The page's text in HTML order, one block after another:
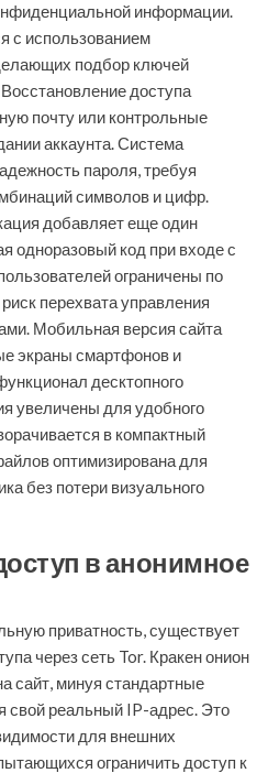
информации.
с использованием
подбор ключей
доступа
почту или контрольные
аккаунта. Система
пароля, требуя
символов и цифр.
добавляет еще один
одноразовый код при входе с
ограничены по
перехвата управления
Мобильная версия сайта
экраны смартфонов и
десктопного
увеличены для удобного
в компактный
оптимизирована для
без потери визуального
в анонимное
приватность, существует
через сеть Tor. Кракен онион
сайт, минуя стандартные
свой реальный IP-адрес. Это
для внешних
ограничить доступ к